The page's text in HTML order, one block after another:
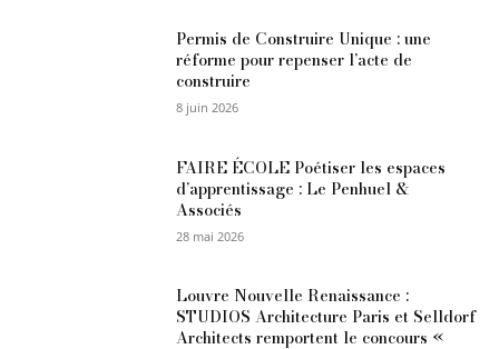
Permis de Construire Unique : une
réforme pour repenser l’acte de
construire
8 juin 2026
FAIRE ÉCOLE Poétiser les espaces
d’apprentissage : Le Penhuel &
Associés
28 mai 2026
Louvre Nouvelle Renaissance :
STUDIOS Architecture Paris et Selldorf
Architects remportent le concours «